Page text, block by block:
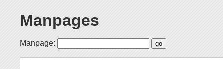
Manpages
Manpage: